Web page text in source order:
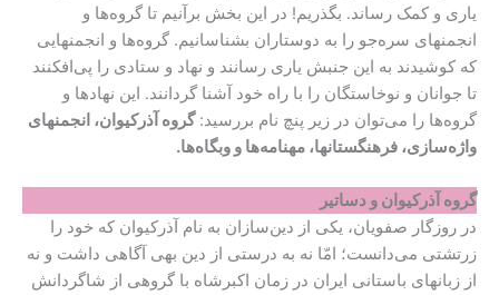
یاری و کمک رساند. بگذریم! در این بخش برآنیم تا گروه‌ها و
انجمنهای سره‌جو را به دوستاران بشناسانیم. گروه‌ها و انجمنهایی
که کوشیدند به این جنبش یاری رسانند و نهاد و ستادی را پی‌افکنند
تا جوانان و نوخاستگان را با راه خود آشنا گردانند. این نهاد‌ها و
گروه‌ها را می‌توان در زیر پنچ نام بررسید:گروه آذرکیوان، انجمنهای
واژه‌سازی، فرهنگستانها، مهنامه‌ها و وبگاه‌ها.
گروه آذرکیوان و دساتیر
در روزگار صفویان، یکی از دین‌سازان به نام آذرکیوان که خود را
زرتشتی می‌دانست؛ امّا نه به درستی از دین بهی آگاهی داشت و نه
از زبانهای باستانی ایران در زمان اکبرشاه با گروهی از شاگردانش